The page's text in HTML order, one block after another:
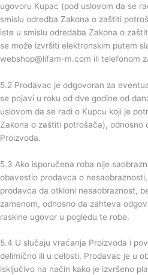
ugovoru Kupac (pod uslovom da se
smislu odredba Zakona o zaštiti
iste u smislu odredaba Zakona o
se može izvršiti elektronskim putem
webshop@lifam-m.com ili telefonom
5.2 Prodavac je odgovoran za
se pojavi u roku od dve godine od
uslovom da se radi o Kupcu koji je
Zakona o zaštiti potrošača), odnosno
Proizvoda.
5.3 Ako isporučena roba nije
obavestio prodavca o
prodavca da otkloni nesaobraznost,
zamenom, odnosno da zahteva
raskine ugovor u pogledu te robe.
5.4 U slučaju vraćanja Proizvoda i
delimično ili u celosti, Prodavac je u
isključivo na način kako je izvršeno